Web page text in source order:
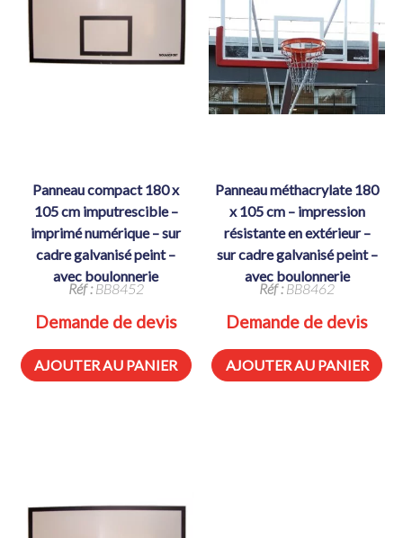
panneau compact 180 x
105 cm imputrescible –
imprimé numérique – sur
cadre galvanisé peint –
avec boulonnerie
Réf :BB8452
Demande de devis
AJOUTER AU PANIER
panneau méthacrylate 180
x 105 cm – impression
résistante en extérieur –
sur cadre galvanisé peint –
avec boulonnerie
Réf :BB8462
Demande de devis
AJOUTER AU PANIER